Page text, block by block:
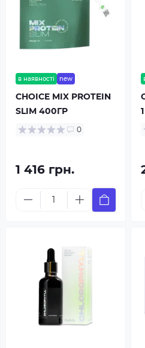
в наявності new
CHOICE MIX PROTEIN
SLIM 400ГР
0
1 416 грн.